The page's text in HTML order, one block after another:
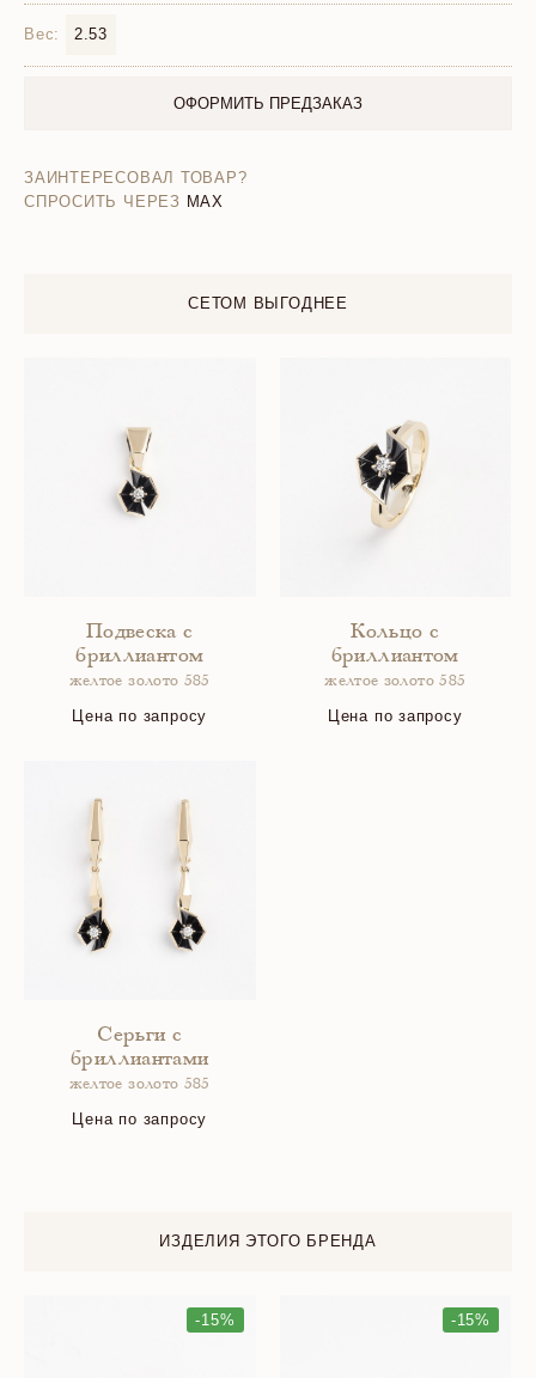
Вес: 2.53
ОФОРМИТЬ ПРЕДЗАКАЗ
ЗАИНТЕРЕСОВАЛ ТОВАР?
СПРОСИТЬ ЧЕРЕЗ MAX
СЕТОМ ВЫГОДНЕЕ
Подвеска с
бриллиантом
желтое золото 585
Цена по запросу
Кольцо с
бриллиантом
желтое золото 585
Цена по запросу
Серьги с
бриллиантами
желтое золото 585
Цена по запросу
ИЗДЕЛИЯ ЭТОГО БРЕНДА
-15% -15%